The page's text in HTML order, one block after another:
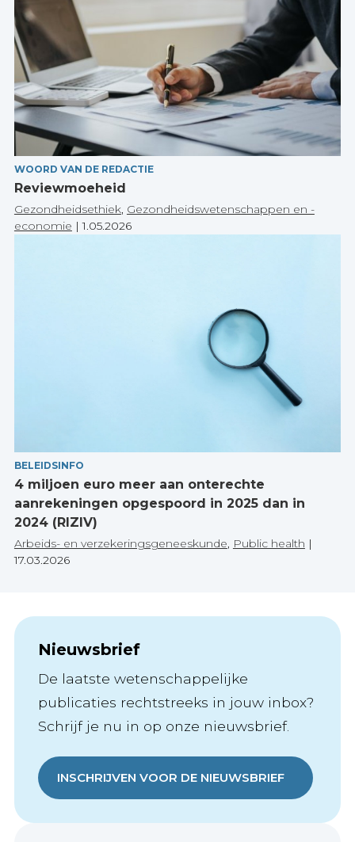
WOORD VAN DE REDACTIE
Reviewmoeheid
Gezondheidsethiek, Gezondheidswetenschappen en -
economie |1.05.2026
BELEIDSINFO
4 miljoen euro meer aan onterechte
aanrekeningen opgespoord in 2025 dan in
2024 (RIZIV)
Arbeids- en verzekeringsgeneeskunde Public health |
17.03.2026
Nieuwsbrief
De laatste wetenschappelijke
publicaties rechtstreeks in jouw inbox?
Schrijf je nu in op onze nieuwsbrief.
INSCHRIJVEN VOOR DE NIEUWSBRIEF